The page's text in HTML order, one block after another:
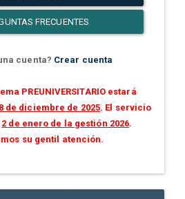
FRECUENTES
cuenta? Crear cuenta
PREUNIVERSITARIO estará
de diciembre de 2025. El servicio
2 de enero de la gestión 2026.
su gentil atención.